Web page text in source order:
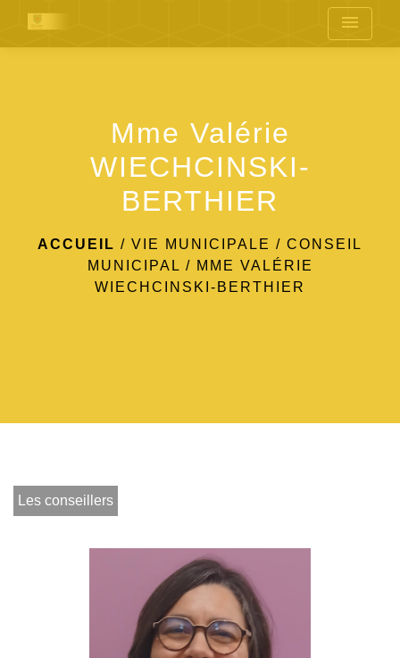
menu
Mme Valérie
WIECHCINSKI-
BERTHIER
ACCUEIL / VIE MUNICIPALE / CONSEIL
MUNICIPAL / MME VALÉRIE
WIECHCINSKI-BERTHIER
Les conseillers